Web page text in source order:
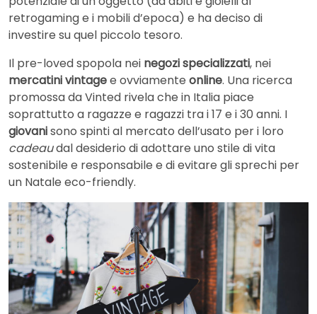
retrogaming e i mobili d’epoca) e ha deciso di
investire su quel piccolo tesoro.
Il pre-loved spopola nei negozi specializzati, nei
mercatini vintagee ovviamente online. Una ricerca
promossa da Vinted rivela che in Italia piace
soprattutto a ragazze e ragazzi tra i 17 e i 30 anni. I
giovanisono spinti al mercato dell’usato per i loro
cadeaudal desiderio di adottare uno stile di vita
sostenibile e responsabile e di evitare gli sprechi per
un Natale eco-friendly.